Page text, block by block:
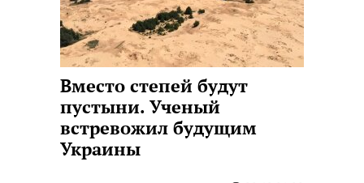
Вместо степей будут
пустыни. Ученый
встревожил будущим
Украины